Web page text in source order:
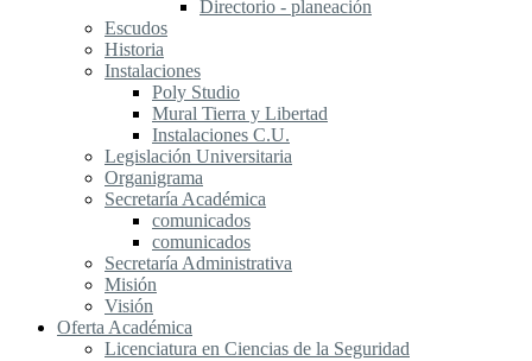
Directorio - planeación
Escudos
Historia
Instalaciones
Poly Studio
Mural Tierra y Libertad
Instalaciones C.U.
Legislación Universitaria
Organigrama
Secretaría Académica
comunicados
comunicados
Secretaría Administrativa
Misión
Visión
Oferta Académica
Licenciatura en Ciencias de la Seguridad